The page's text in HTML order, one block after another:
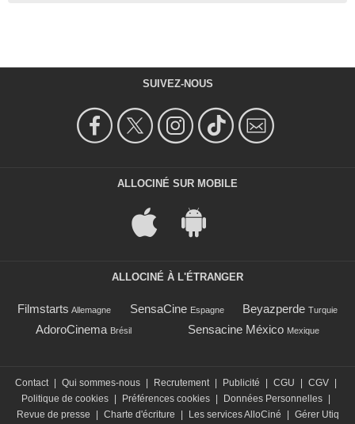
SUIVEZ-NOUS
ALLOCINÉ SUR MOBILE
ALLOCINÉ À L'ÉTRANGER
Filmstarts Allemagne SensaCine Espagne Beyazperde Turquie
AdoroCinema Brésil Sensacine México Mexique
Contact | Qui sommes-nous | Recrutement | Publicité | CGU | CGV |
Politique de cookies | Préférences cookies | Données Personnelles |
Revue de presse
| Charte d'écriture | Les services AlloCiné | Gérer Utiq